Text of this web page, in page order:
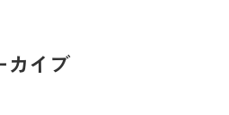
カイブ